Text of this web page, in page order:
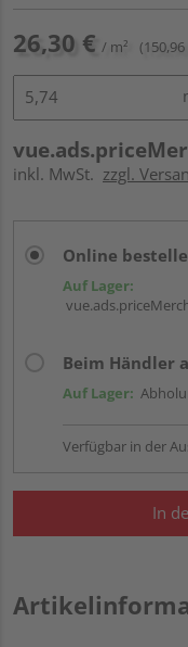
26,30 € / m²
inkl. MwSt. zzgl.
Online
Auf Lager:
Beim Händler
Auf Lager:
Verfügbar in der
In